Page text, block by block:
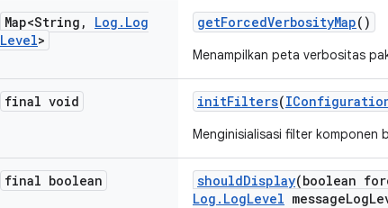
Map<String , Log . Log
Level>
getForcedVerbosityMap()
Menampilkan peta verbositas
final void initFilters(
Menginisialisasi filter komponen
final boolean shouldDisplay(boolean
Log . LogLevel messageLog